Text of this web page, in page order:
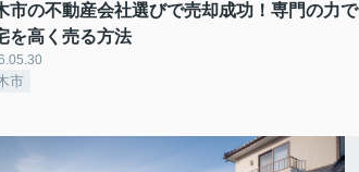
市の不動産会社選びで売却成功！専門の力で
を高く売る方法
市